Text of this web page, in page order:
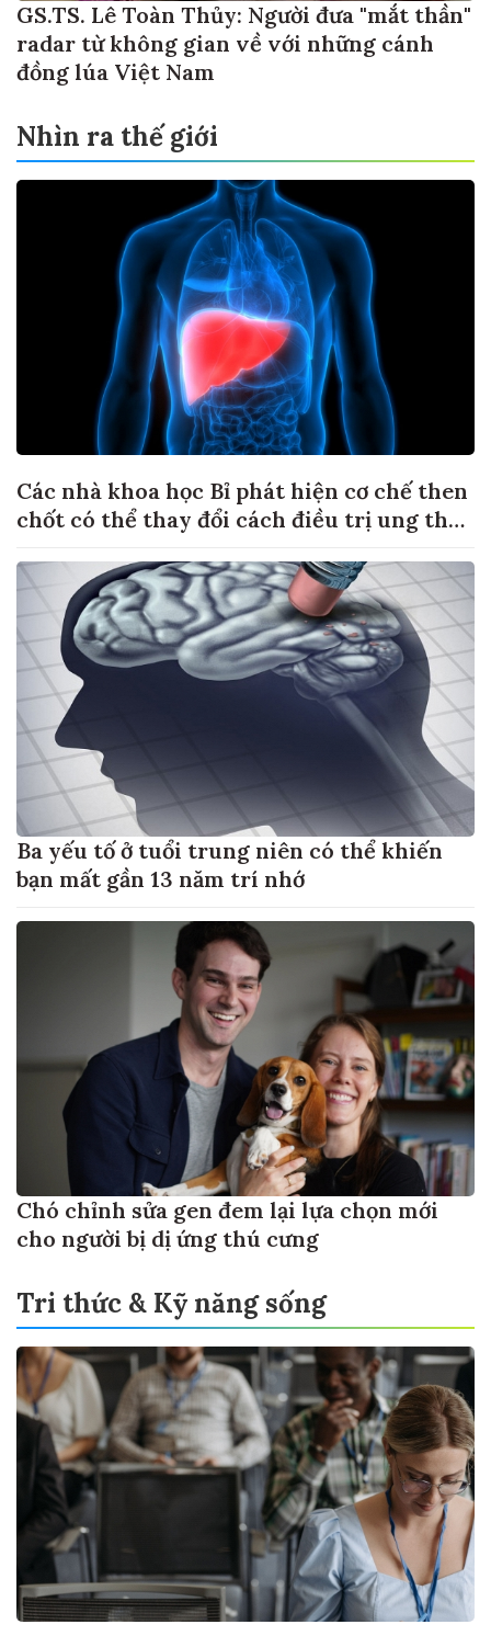
GS.TS. Lê Toàn Thủy: Người đưa "mắt thần"
radar từ không gian về với những cánh
đồng lúa Việt Nam
Nhìn ra thế giới
Các nhà khoa học Bỉ phát hiện cơ chế then
chốt có thể thay đổi cách điều trị ung thư
Ba yếu tố ở tuổi trung niên có thể khiến
bạn mất gần 13 năm trí nhớ
Chó chỉnh sửa gen đem lại lựa chọn mới
cho người bị dị ứng thú cưng
Tri thức & Kỹ năng sống